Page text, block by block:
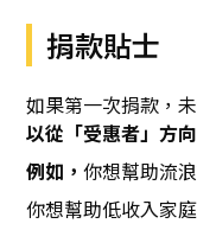
捐款貼士
如果第一次捐款，
以從「受惠者」方
例如，你想幫助流
你想幫助低收入家